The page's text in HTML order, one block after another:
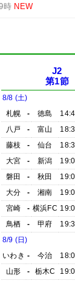
時 NEW
J2
第1節
8/8 (土)
札幌
- 徳島
八戸
- 富山
藤枝
- 仙台
大宮
- 新潟
磐田
- 秋田
大分
- 湘南
宮崎
- 横浜FC
鳥栖
- 甲府
8/9 (日)
いわき - 今治
山形
- 栃木C